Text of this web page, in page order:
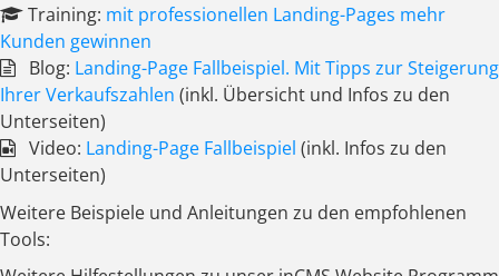
Training: mit professionellen Landing-Pages mehr
Kunden gewinnen
Blog: Landing-Page Fallbeispiel. Mit Tipps zur Steigerung
Ihrer Verkaufszahlen (inkl. Übersicht und Infos zu den
Unterseiten)
Video: Landing-Page Fallbeispiel (inkl. Infos zu den
Unterseiten)
Weitere Beispiele und Anleitungen zu den empfohlenen
Tools: